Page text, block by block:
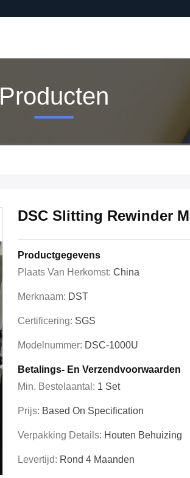
Producten
DSC Slitting Rewinder
Productgegevens
Plaats Van Herkomst: China
Merknaam: DST
Certificering: SGS
Modelnummer: DSC-1000U
Betalings- En Verzendvoorwaarden
Min. Bestelaantal: 1 Set
Prijs: Based On Specification
Verpakking Details: Houten Behuizing
Levertijd: Rond 4 Maanden